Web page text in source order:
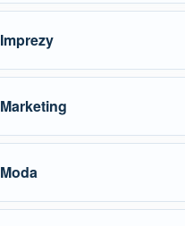
Imprezy
Marketing
Moda